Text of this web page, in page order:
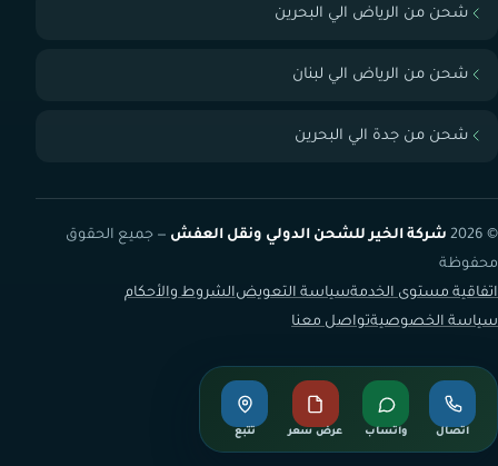
شحن من الرياض الي البحرين
شحن من الرياض الي لبنان
شحن من جدة الي البحرين
© 2026 شركة الخير للشحن الدولي ونقل العفش — جميع الحقوق
محفوظة
اتفاقية مستوى الخدمةسياسة التعويضالشروط والأحكام
سياسة الخصوصيةتواصل معنا
اتصال واتساب عرض سعر تتبع